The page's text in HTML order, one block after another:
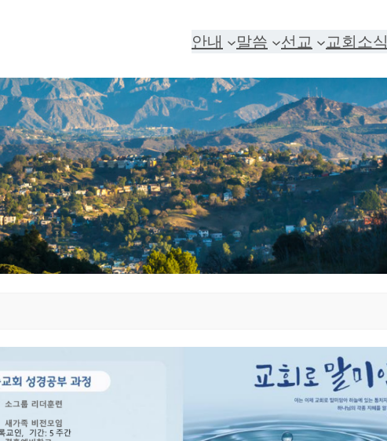
안내 말씀 선교 교회소식